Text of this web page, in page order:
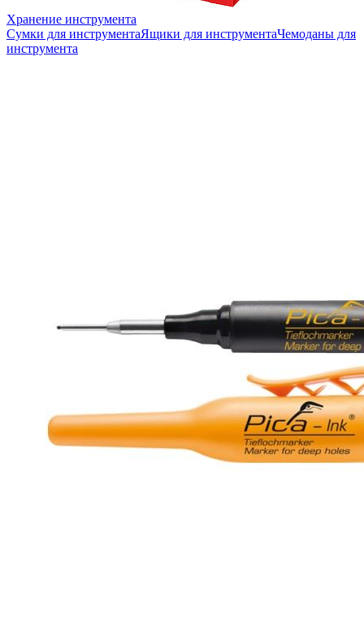
Хранение инструмента
Сумки для инструментаЯщики для инструментаЧемоданы для
инструмента